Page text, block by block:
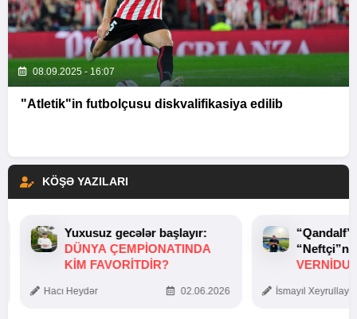
08.09.2025 - 16:07
"Atletik"in futbolçusu diskvalifikasiya edilib
KÖŞƏ YAZILARI
Yuxusuz gecələr başlayır:
DÜNYA ÇEMPIONATINDA
KIM FAVORITDIR?
Hacı Heydər 02.06.2026 İsmayıl